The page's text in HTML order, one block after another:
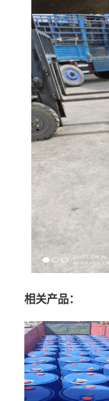
相关产品：